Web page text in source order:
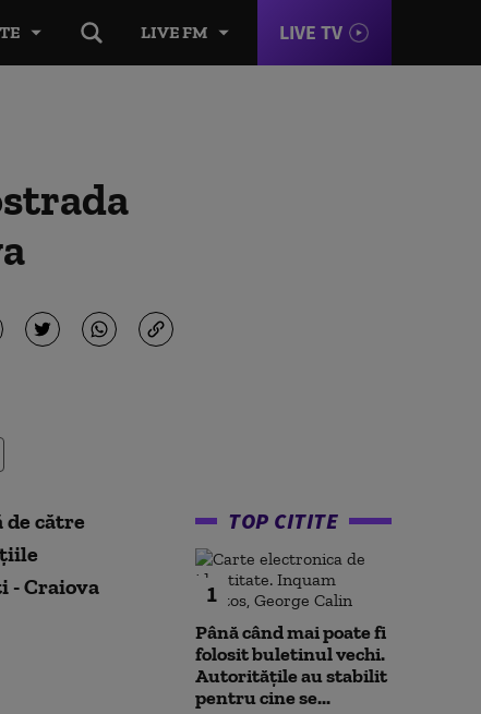
LIVE FM LIVE TV
către
- Craiova
TOP CITITE
1
Până când mai poate fi
folosit buletinul vechi.
Autoritățile au stabilit
pentru cine se...